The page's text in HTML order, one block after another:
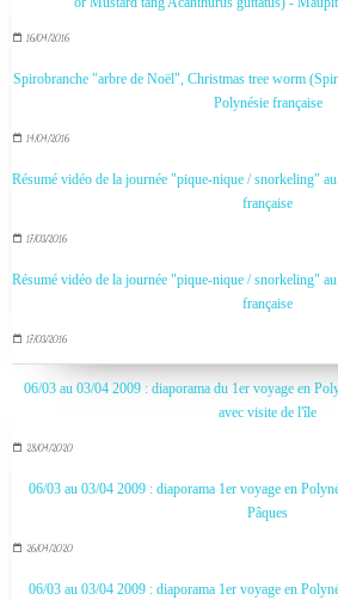
16/04/2016
Spirobranche "arbre de Noël", Christmas tree worm
Polynésie française
14/04/2016
Résumé vidéo de la journée "pique-nique / snorkeling"
française
17/03/2016
Résumé vidéo de la journée "pique-nique / snorkeling"
française
17/03/2016
06/03 au 03/04 2009 : diaporama du 1er voyage en
avec visite de l'île
28/04/2020
06/03 au 03/04 2009 : diaporama 1er voyage en
Pâques
26/04/2020
06/03 au 03/04 2009 : diaporama 1er voyage en